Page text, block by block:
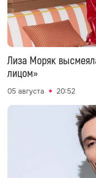
Лиза Моряк
лицом»
05 августа 20:52